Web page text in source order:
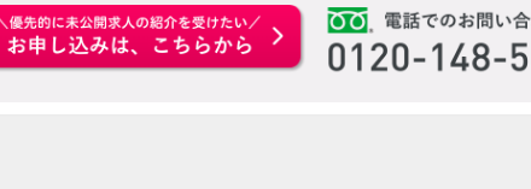
お申込みはこちらから